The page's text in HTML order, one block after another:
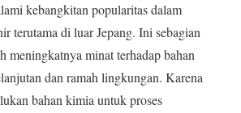
kebangkitan popularitas dalam
terutama di luar Jepang. Ini sebagian
meningkatnya minat terhadap bahan
dan ramah lingkungan. Karena
bahan kimia untuk proses